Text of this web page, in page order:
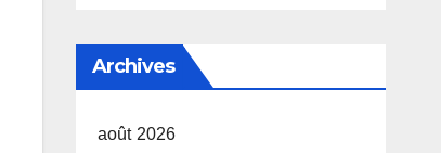
Archives
août 2026